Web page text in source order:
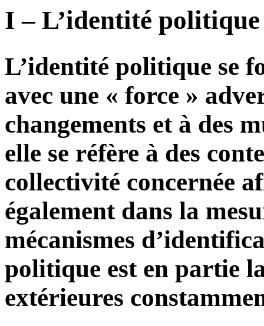
I – L’identité
L’identité politique se
avec une « force »
changements et à des
elle se réfère à des
collectivité concernée
également dans la
mécanismes
politique est en partie
extérieures